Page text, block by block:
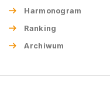
Harmonogram
Ranking
Archiwum